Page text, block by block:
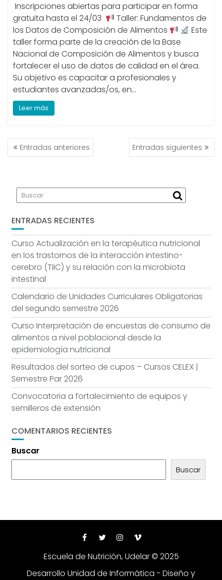
Inscripciones abiertas para participar en forma
gratuita hasta el 24/03
Taller: Fundamentos de
los Datos de Composición de Alimentos
Este
taller forma parte de la creación de la Base
Nacional de Composición de Alimentos y busca
fortalecer el uso de datos de calidad en el área.
Su objetivo es capacitar a profesionales y
estudiantes avanzadas/os, en…
Leer más
NAVEGACIÓN
DEEntradas anteriores Entradas siguientes
ENTRADAS RECIENTES
Curso Actualización en la terapéutica nutricional
en los trastornos de la interacción intestino-
cerebro (TIIC) y su relación con la microbiota
intestinal
Calendario de Unidades Curriculares Obligatorias
del segundo semestre 2026
Curso Interpretación de encuestas de consumo de
alimentos a nivel poblacional desde la
epidemiología nutricional
Resultados del sorteo de cupos – Cursos CELEX |
Semestre Par 2026
Convocatoria a fortalecimiento de equipos y
semilleros de extensión
COMENTARIOS RECIENTES
Buscar
Buscar
Escuela de Nutrición, Udelar © 2025
Desarrollo Unidad de Informática - Diseño y